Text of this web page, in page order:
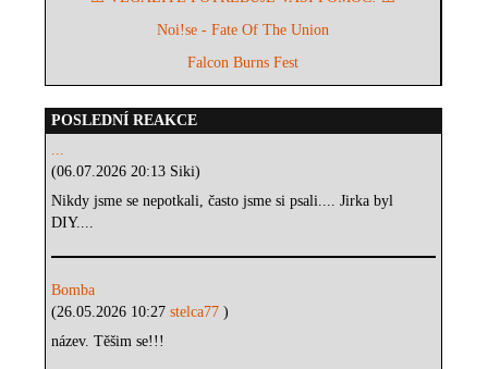
Noi!se - Fate Of The Union
Falcon Burns Fest
POSLEDNÍ REAKCE
...
(06.07.2026 20:13 Siki)
Nikdy jsme se nepotkali, často jsme si psali.... Jirka byl
DIY....
Bomba
(26.05.2026 10:27stelca77)
název. Těšim se!!!